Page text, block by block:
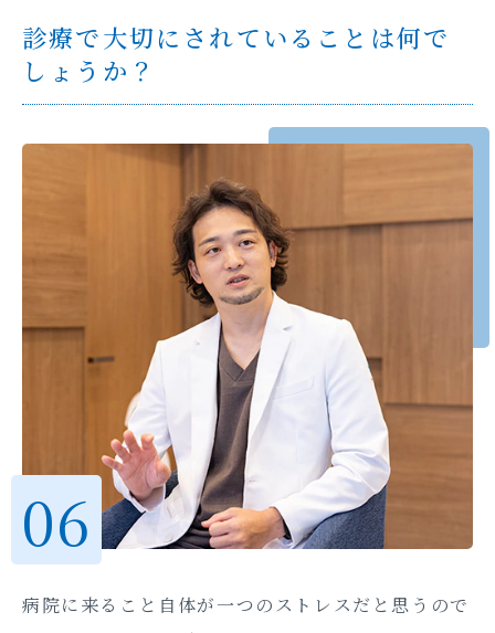
診療で大切にされていることは何で
しょうか？
病院に来ること自体が一つのストレスだと思うので